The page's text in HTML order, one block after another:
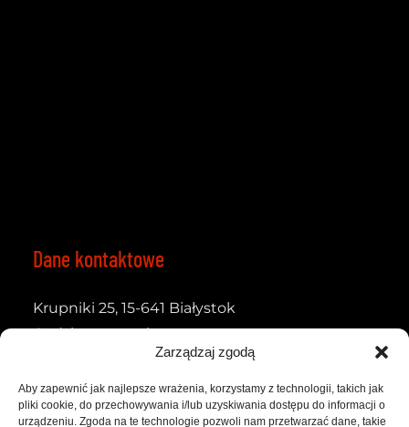
Zarządzaj zgodą
Aby zapewnić jak najlepsze wrażenia, korzystamy z technologii, takich jak
pliki cookie, do przechowywania i/lub uzyskiwania dostępu do informacji o
urządzeniu. Zgoda na te technologie pozwoli nam przetwarzać dane, takie
Dane kontaktowe
Krupniki 25, 15-641 Białystok
Godziny otwarcia:
e-mail: salon@topauto.com.pl